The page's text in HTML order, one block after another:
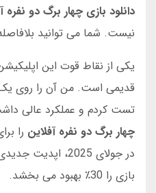
دانلود بازی چهار برگ دو نفره
نیست. شما می توانید
یکی از نقاط قوت این
تست کردم و عملکرد عالی
چهار برگ دو نفره آفلاین را
در جولای 2025،
بازی را 30٪ بهبود می بخشد.